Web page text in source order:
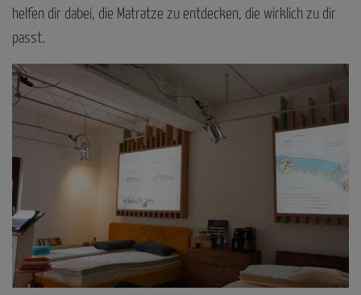
helfen dir dabei, die Matratze zu entdecken, die wirklich zu dir
passt.